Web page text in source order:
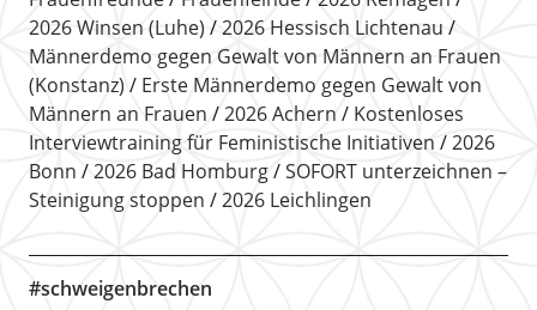
2026 Winsen (Luhe)
2026 Hessisch Lichtenau
Männerdemo gegen Gewalt von Männern an Frauen
(Konstanz)
Erste Männerdemo gegen Gewalt von
Männern an Frauen
2026 Achern
Kostenloses
Interviewtraining für Feministische Initiativen
2026
Bonn
2026 Bad Homburg
SOFORT unterzeichnen –
Steinigung stoppen
2026 Leichlingen
#schweigenbrechen